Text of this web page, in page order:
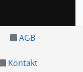
AGB
Kontakt